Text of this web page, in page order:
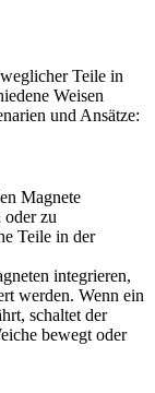
Teile in
Weisen
und Ansätze:
Magnete
oder zu
Teile in der
integrieren,
werden. Wenn ein
schaltet der
bewegt oder